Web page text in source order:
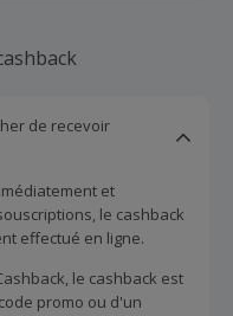
de recevoir
et
le cashback
effectué en ligne.
le cashback est
promo ou d'un